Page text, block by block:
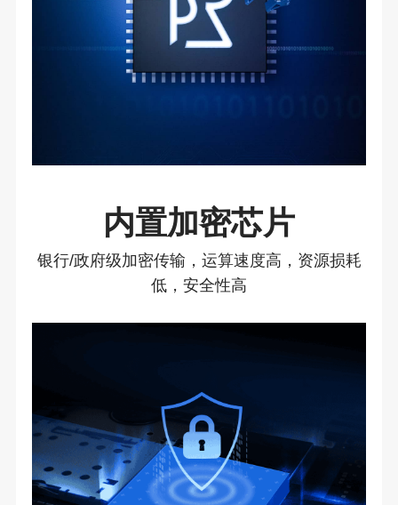
内置加密芯片
银行/政府级加密传输，运算速度高，资源损耗
低，安全性高